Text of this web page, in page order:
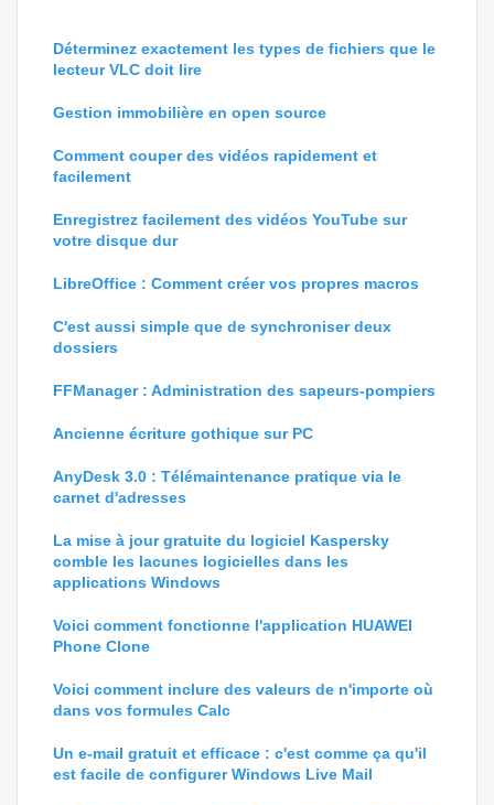
Déterminez exactement les types de fichiers que le
lecteur VLC doit lire
Gestion immobilière en open source
Comment couper des vidéos rapidement et
facilement
Enregistrez facilement des vidéos YouTube sur
votre disque dur
LibreOffice : Comment créer vos propres macros
C'est aussi simple que de synchroniser deux
dossiers
FFManager : Administration des sapeurs-pompiers
Ancienne écriture gothique sur PC
AnyDesk 3.0 : Télémaintenance pratique via le
carnet d'adresses
La mise à jour gratuite du logiciel Kaspersky
comble les lacunes logicielles dans les
applications Windows
Voici comment fonctionne l'application HUAWEI
Phone Clone
Voici comment inclure des valeurs de n'importe où
dans vos formules Calc
Un e-mail gratuit et efficace : c'est comme ça qu'il
est facile de configurer Windows Live Mail